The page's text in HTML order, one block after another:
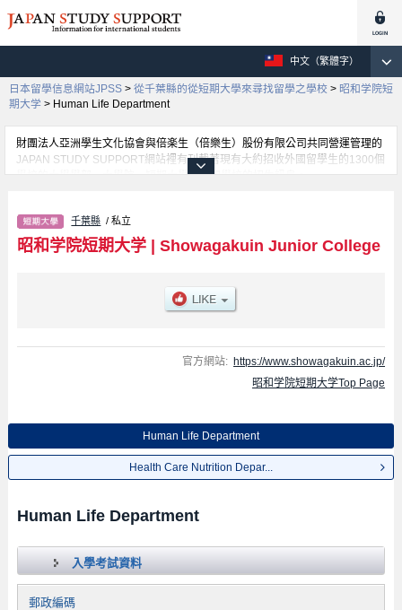
中文（繁體字）
日本留學信息網站JPSS > 從千葉縣的從短期大學來尋找留學之學校 > 昭和学院短
期大学 > Human Life Department
財團法人亞洲學生文化協會與倍楽生（倍樂生）股份有限公司共同營運管理的
JAPAN STUDY SUPPORT網站裡有刊載著現有大約招收外國留學生的1300個
學校的大學學部、大學院、短期大學、專門學校的招生訊息。
訊息，以及招收名額、合格人數等考試資訊、設施介紹、聯絡方式等對外國留
學生是必要之訊息都刊載於此，請務必查閱及利用此網站。
千葉縣 / 私立
昭和学院短期大学| Showagakuin Junior College
官方網站: https://www.showagakuin.ac.jp/
昭和学院短期大学Top Page
Human Life Department
Health Care Nutrition Depar...
Human Life Department
入學考試資料
郵政編碼